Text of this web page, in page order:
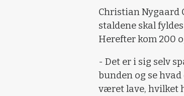
Christian Nygaard
staldene skal
Herefter kom 200
- Det er i sig selv
bunden og se
været lave, hvilket